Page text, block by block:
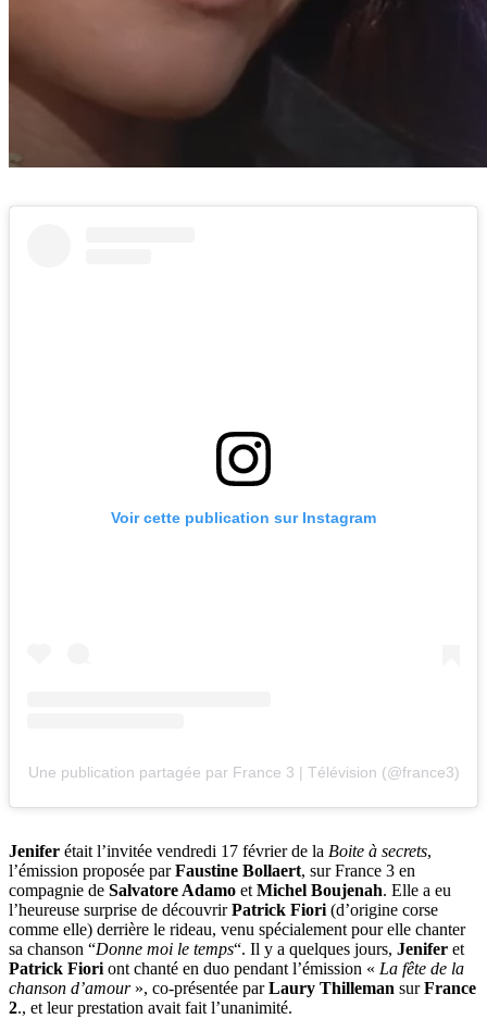
Voir cette publication sur Instagram
Une publication partagée par France 3 | Télévision (@france3)
Jenifer était l’invitée vendredi 17 février de la Boite à secrets,
l’émission proposée parFaustine Bollaert, sur France 3 en
compagnie de Salvatore Adamo et Michel Boujenah. Elle a eu
l’heureuse surprise de découvrirPatrick Fiori (d’origine corse
comme elle) derrière le rideau, venu spécialement pour elle chanter
sa chanson “Donne moi le temps“. Il y a quelques jours, Jenifer et
Patrick Fiori ont chanté en duo pendant l’émission « La fête de la
chanson d’amour», co-présentée parLaury Thilleman surFrance
2., et leur prestation avait fait l’unanimité.